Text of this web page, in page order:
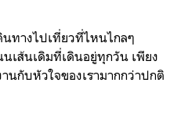
ทางไปเที่ยวที่ไหนไกลๆ
เส้นเดิมที่เดินอยู่ทุกวัน เพียง
นกับหัวใจของเรามากกว่าปกติ